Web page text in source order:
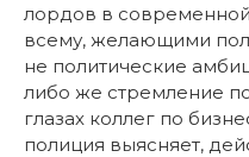
лордов в
всему, желающими
не политические
либо же стремление
глазах коллег по
полиция выясняет,